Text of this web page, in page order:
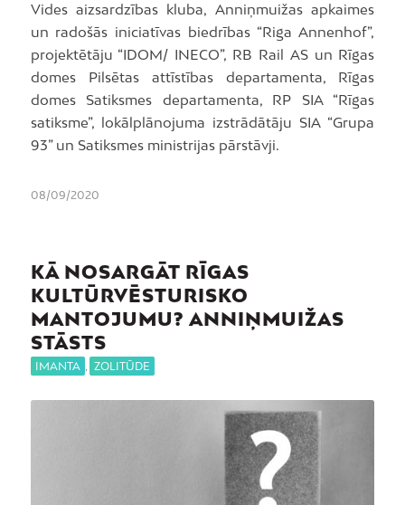
Vides aizsardzības kluba, Anniņmuižas apkaimes
un radošās iniciatīvas biedrības “Riga Annenhof”,
projektētāju “IDOM/ INECO”, RB Rail AS un Rīgas
domes Pilsētas attīstības departamenta, Rīgas
domes Satiksmes departamenta, RP SIA “Rīgas
satiksme”, lokālplānojuma izstrādātāju SIA “Grupa
93” un Satiksmes ministrijas pārstāvji.
08/09/2020
KĀ NOSARGĀT RĪGAS
KULTŪRVĒSTURISKO
MANTOJUMU? ANNIŅMUIŽAS
STĀSTS
IMANTA , ZOLITŪDE